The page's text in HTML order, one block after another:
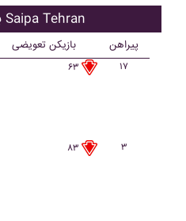
بازیکنان اصلی Saipa Tehran
بازیکن تعویضی پیراهن
۶۳
۱۷
۸۳
۳